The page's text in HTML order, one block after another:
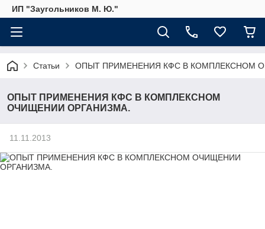
ИП "Заугольников М. Ю."
Статьи ОПЫТ ПРИМЕНЕНИЯ КФС В КОМПЛЕКСНОМ
ОПЫТ ПРИМЕНЕНИЯ КФС В КОМПЛЕКСНОМ
ОЧИЩЕНИИ ОРГАНИЗМА.
11.11.2013